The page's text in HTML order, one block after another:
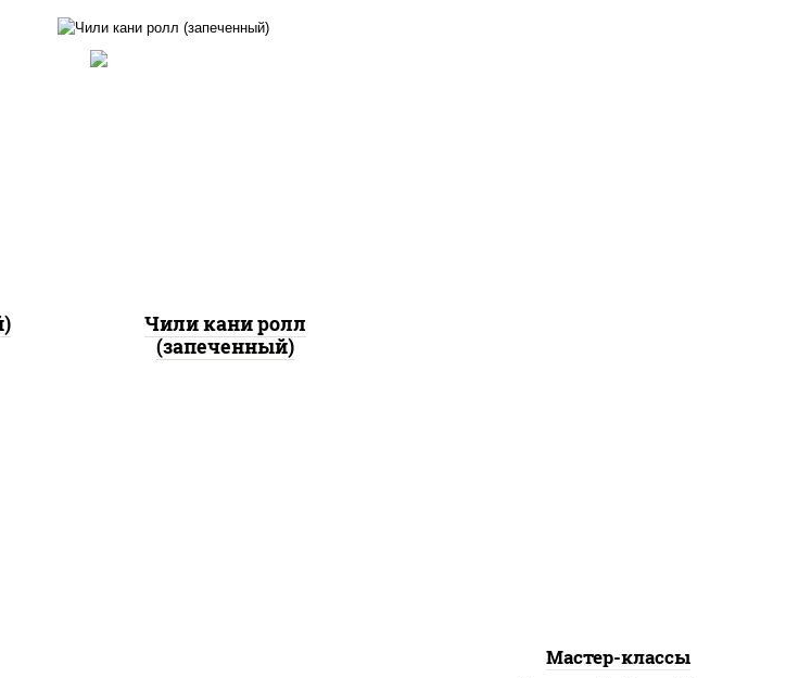
Чили кани ролл
(запеченный)
Мастер-классы